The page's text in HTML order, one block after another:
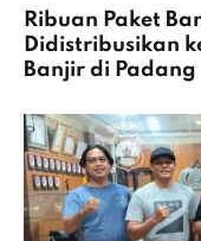
Ribuan Paket
Didistribusikan
Banjir di Padang